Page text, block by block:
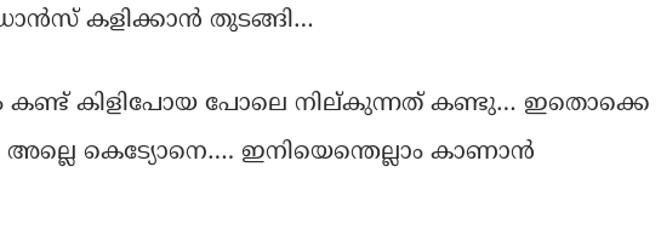
ഡാൻസ് കളിക്കാൻ തുടങ്ങി…
കണ്ട് കിളിപോയ പോലെ നില്കുന്നത് കണ്ടു… ഇതൊക്കെ
കെട്യോനെ…. ഇനിയെന്തെല്ലാം കാണാൻ